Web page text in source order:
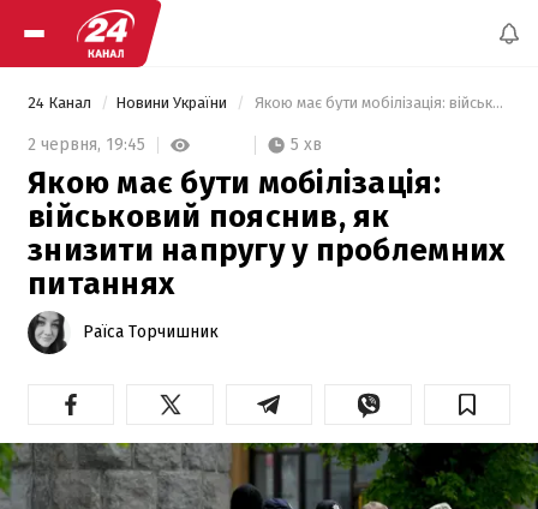
24 Канал Новини України Якою має бути мобілізація: військовий пояснив, як знизити напругу у проблемних питаннях
2 червня, 19:45 5 хв
Якою має бути мобілізація:
військовий пояснив, як
знизити напругу у проблемних
питаннях
Раїса Торчишник